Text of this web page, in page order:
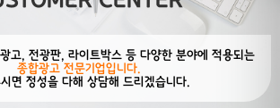
고, 전광판, 라이트박스 등 다양한 분야에 적용되는
종합광고 전문기업입니다.
면 정성을 다해 상담해 드리겠습니다.